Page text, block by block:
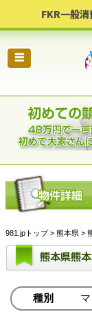
FKR一般
☰
981.jpトップ> 熊本県 >
熊本県熊
種別